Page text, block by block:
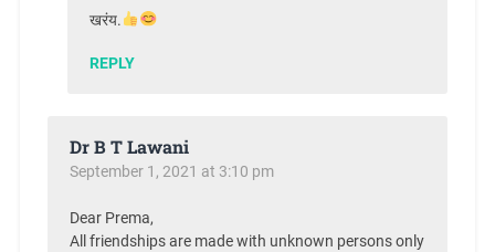
खरंय.
REPLY
Dr B T Lawani
September 1, 2021 at 3:10 pm
Dear Prema,
All friendships are made with unknown persons only